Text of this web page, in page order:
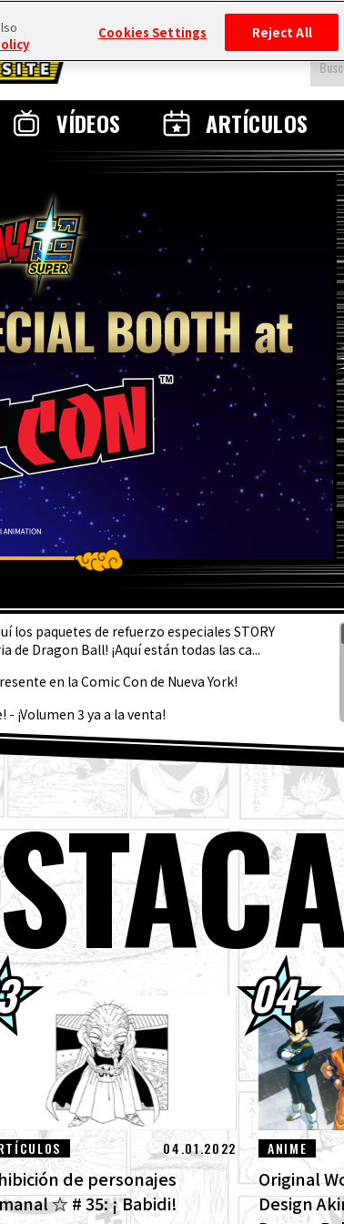
VÍDEOS ARTÍCULOS
los paquetes de refuerzo especiales STORY
de Dragon Ball! ¡Aquí están todas las ca...
en la Comic Con de Nueva York!
- ¡Volumen 3 ya a la venta!
¡Granolah de Dragon Ball Super!
Saikyo Jump! ¡Descubre la fabulosa portada
Ball !
SAIYANS !
La Batalla de los Saiyajin ya están a la
NEO de ZERO que rompe todos los límites!
disponible el Tema musical "ZERO" de
DLC NEO!
04.01.2022
de personajes
☆ # 35: ¡ Babidi!
ANIME
Original
Design
Cookies Settings Reject All